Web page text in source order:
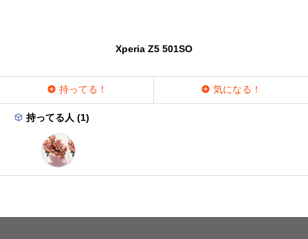
Xperia Z5 501SO
持ってる！ 気になる！
持ってる人 (1)